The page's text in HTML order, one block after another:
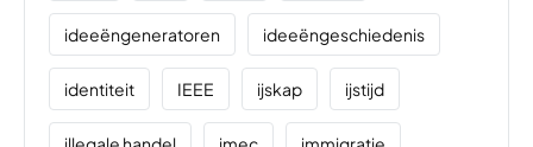
ideeëngeneratoren ideeëngeschiedenis
identiteit IEEE ijskap ijstijd